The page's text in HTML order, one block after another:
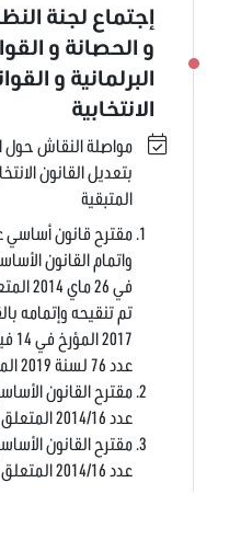
إجتماع لجنة
و الحصانة و
البرلمانية و
الانتخابية
مواصلة النقاش حول
بتعديل القانون
المتبقية
في 26
عدد 76 لسنة 2019 المؤرخ في 30 أوت 2019
عدد 2014/16 المتعلق بالانتخابات والاستفتاء
عدد 2014/16 المتعلق بالانتخابات والاستفتاء